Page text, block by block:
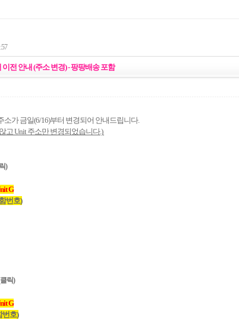
이전 안내 (주소 변경) - 팡팡배송 포함
소가 금일(6/16)부터 변경되어 안내드립니다.
고 Unit 주소만 변경되었습니다.)
)
G
번호)
릭)
G
번호)